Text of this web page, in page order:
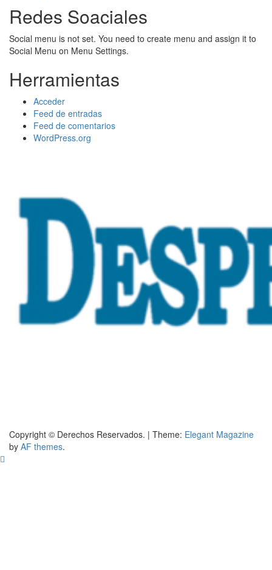
Redes Soaciales
Social menu is not set. You need to create menu and assign it to
Social Menu on Menu Settings.
Herramientas
Acceder
Feed de entradas
Feed de comentarios
WordPress.org
Copyright © Derechos Reservados. | Theme: Elegant Magazine
by AF themes.